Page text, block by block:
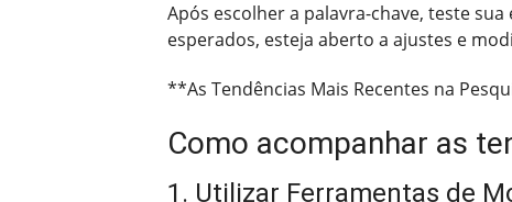
Após escolher a palavra-chave, teste
esperados, esteja aberto a ajustes e
**As Tendências Mais Recentes na
Como acompanhar as
1. Utilizar Ferramentas de